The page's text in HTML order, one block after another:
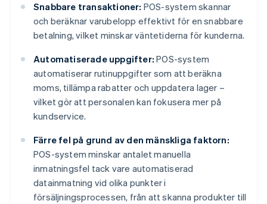
Snabbare transaktioner: POS-system skannar
och beräknar varubelopp effektivt för en snabbare
betalning, vilket minskar väntetiderna för kunderna.
Automatiserade uppgifter: POS-system
automatiserar rutinuppgifter som att beräkna
moms, tillämpa rabatter och uppdatera lager –
vilket gör att personalen kan fokusera mer på
kundservice.
Färre fel på grund av den mänskliga faktorn:
POS-system minskar antalet manuella
inmatningsfel tack vare automatiserad
datainmatning vid olika punkter i
försäljningsprocessen, från att skanna produkter till